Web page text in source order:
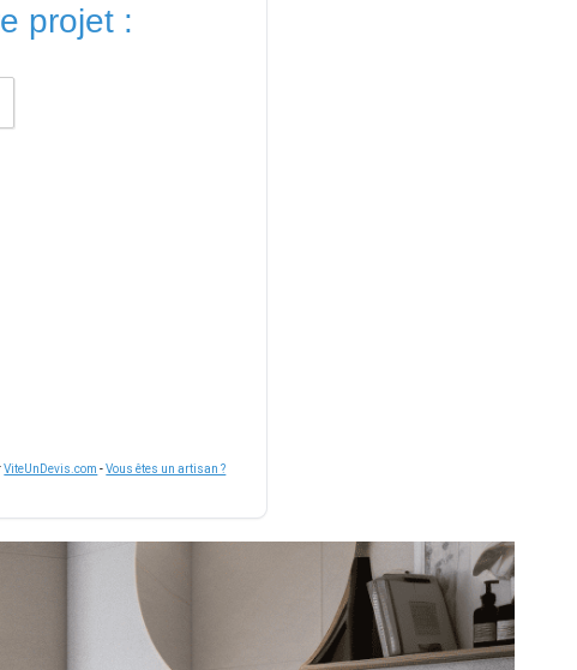
projet :
ViteUnDevis.com -Vous êtes un artisan ?